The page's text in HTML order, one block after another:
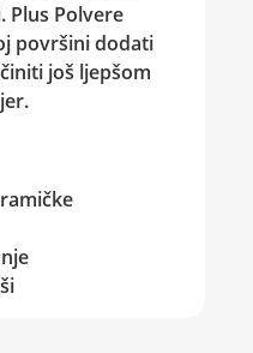
Plus Polvere
površini dodati
još ljepšom